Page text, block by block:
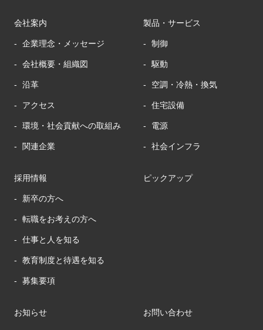
会社案内
企業理念・メッセージ
会社概要・組織図
沿革
アクセス
環境・社会貢献への取組み
関連企業
製品・サービス
制御
駆動
空調・冷熱・換気
住宅設備
電源
社会インフラ
採用情報
新卒の方へ
転職をお考えの方へ
仕事と人を知る
教育制度と待遇を知る
募集要項
ピックアップ
お知らせ お問い合わせ